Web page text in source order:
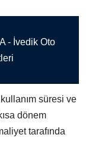
- İvedik Oto
süresi ve
dönem
tarafında